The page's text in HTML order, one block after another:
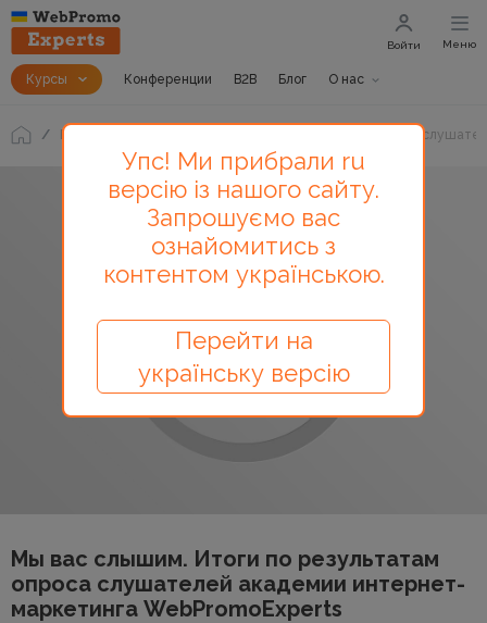
Курсы Конференции B2B Блог О нас
Войти Меню
Блог Мы вас слышим. Итоги по результатам опроса
Мы вас слышим. Итоги по результатам
опроса слушателей академии интернет-
маркетинга WebPromoExperts
Упс! Ми прибрали ru
версію із нашого сайту.
Запрошуємо вас
ознайомитись з
контентом українською.
Перейти на
українську версію